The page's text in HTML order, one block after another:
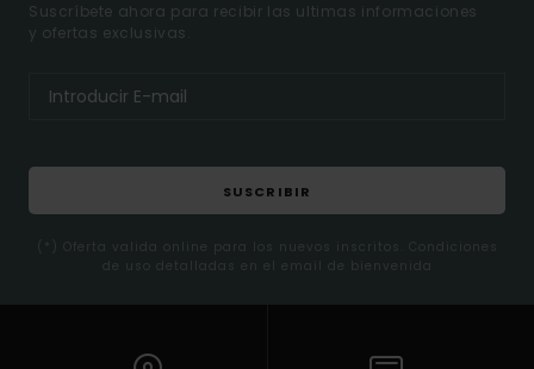
Suscríbete ahora para recibir las ultimas informaciones
y ofertas exclusivas.
SUSCRIBIR
(*) Oferta valida online para los nuevos inscritos. Condiciones
de uso detalladas en el email de bienvenida